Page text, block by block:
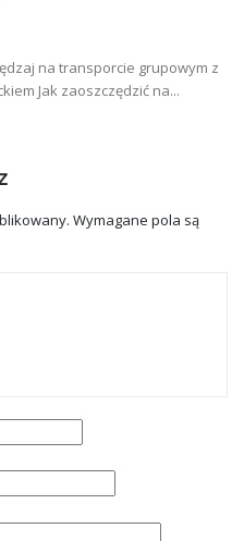
na transporcie grupowym z
Jak zaoszczędzić na...
Wymagane pola są